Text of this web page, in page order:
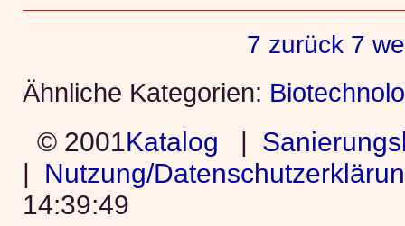
7 zurück 7
Ähnliche Kategorien:
© 2001Katalog |
| Nutzung/
14:39:49